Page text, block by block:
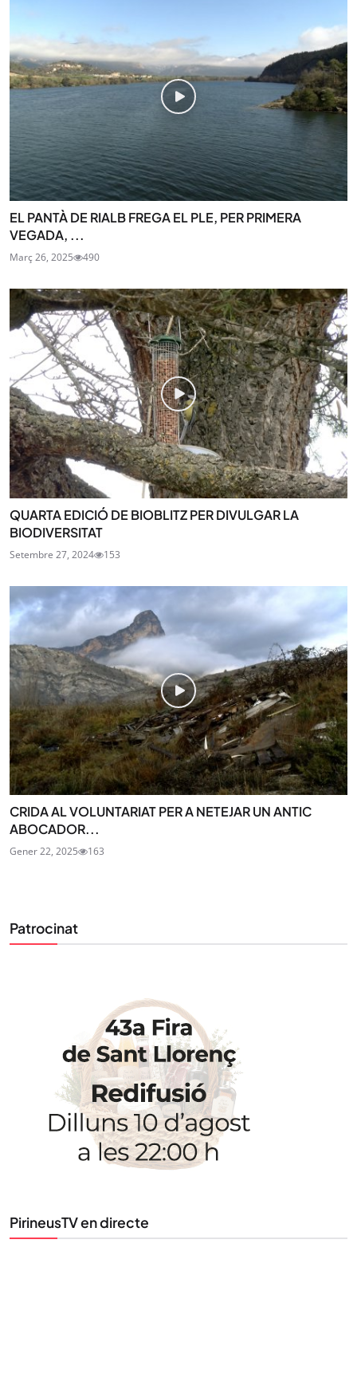
EL PANTÀ DE RIALB FREGA EL PLE, PER PRIMERA
VEGADA, ...
Març 26, 2025 490
QUARTA EDICIÓ DE BIOBLITZ PER DIVULGAR LA
BIODIVERSITAT
Setembre 27, 2024 153
CRIDA AL VOLUNTARIAT PER A NETEJAR UN ANTIC
ABOCADOR...
Gener 22, 2025 163
Patrocinat
PirineusTV en directe
STAY UPDATED
Uneix-te al nostre butlletí
Tota l’actualitat, seleccionada i enviada directament
al teu correu. Subscriu-te al nostre butlletí i segueix
la informació que importa.
SUBSCRIU-TE